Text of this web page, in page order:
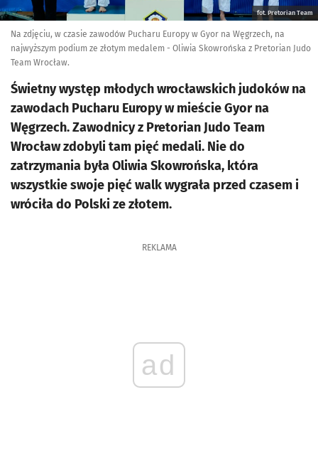
fot. Pretorian Team
Na zdjęciu, w czasie zawodów Pucharu Europy w Gyor na Węgrzech, na
najwyższym podium ze złotym medalem - Oliwia Skowrońska z Pretorian Judo
Team Wrocław.
Świetny występ młodych wrocławskich judoków na
zawodach Pucharu Europy w mieście Gyor na
Węgrzech. Zawodnicy z Pretorian Judo Team
Wrocław zdobyli tam pięć medali. Nie do
zatrzymania była Oliwia Skowrońska, która
wszystkie swoje pięć walk wygrała przed czasem i
wróciła do Polski ze złotem.
REKLAMA
ad